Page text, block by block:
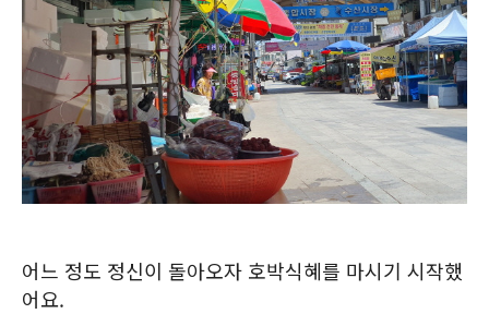
어느 정도 정신이 돌아오자 호박식혜를 마시기 시작했
어요.